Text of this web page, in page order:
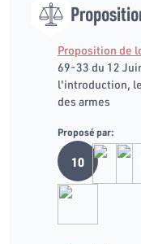
Proposition de
69-33 du 12
l'introduction,
des armes
Proposé par:
10